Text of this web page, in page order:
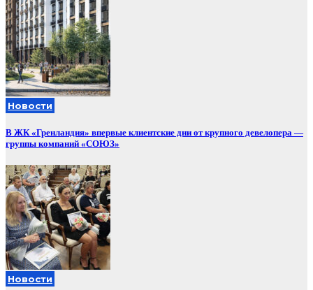
Новости
В ЖК «Гренландия» впервые клиентские дни от крупного девелопера —
группы компаний «СОЮЗ»
Новости